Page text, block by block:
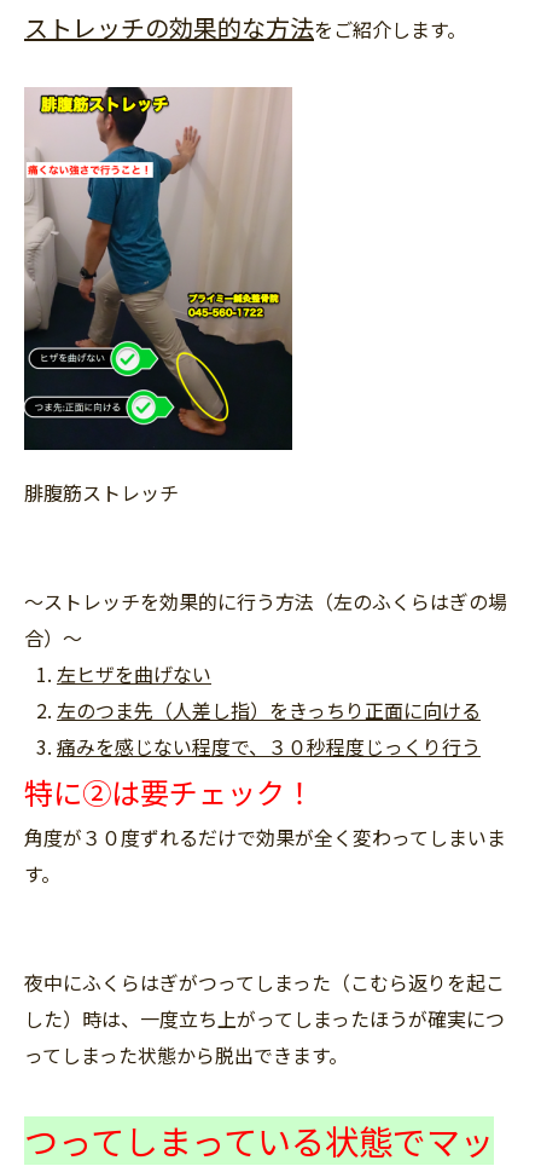
ストレッチの効果的な方法をご紹介します。
腓腹筋ストレッチ
〜ストレッチを効果的に行う方法（左のふくらはぎの場
合）〜
左ヒザを曲げない
左のつま先（人差し指）をきっちり正面に向ける
痛みを感じない程度で、３０秒程度じっくり行う
特に②は要チェック！
角度が３０度ずれるだけで効果が全く変わってしまいま
す。
夜中にふくらはぎがつってしまった（こむら返りを起こ
した）時は、一度立ち上がってしまったほうが確実につ
ってしまった状態から脱出できます。
つってしまっている状態でマッ